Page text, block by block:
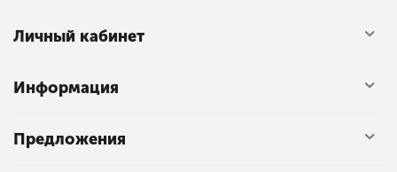
Личный кабинет
Информация
Предложения